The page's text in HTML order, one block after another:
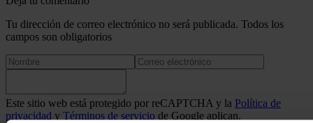
Tu dirección de correo electrónico no será publicada. Todos los
campos son obligatorios
Este sitio web está protegido por reCAPTCHA y la Política de
privacidad y Términos de servicio de Google aplican.